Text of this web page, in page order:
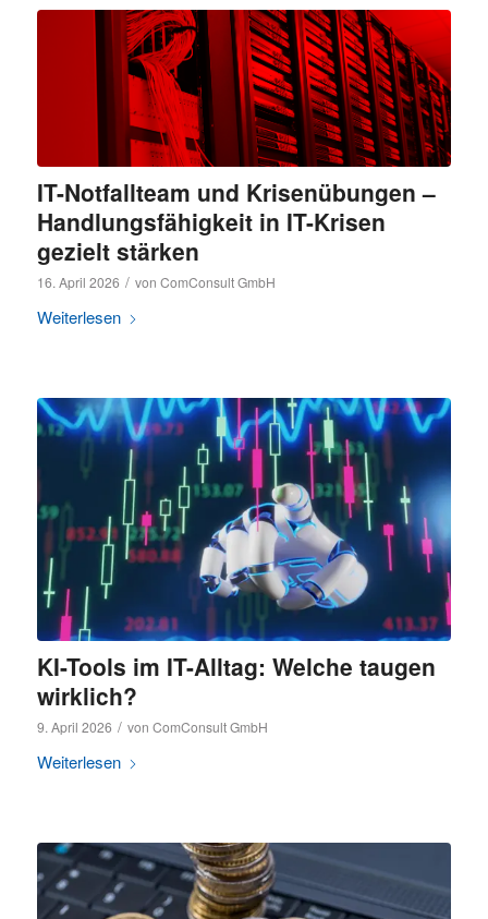
IT-Notfallteam und Krisenübungen –
Handlungsfähigkeit in IT-Krisen
gezielt stärken
16. April 2026 / von ComConsult GmbH
Weiterlesen
KI-Tools im IT-Alltag: Welche taugen
wirklich?
9. April 2026 / von ComConsult GmbH
Weiterlesen